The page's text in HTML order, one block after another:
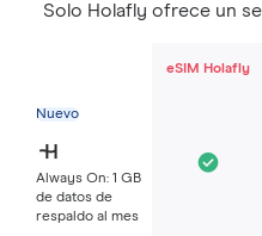
Solo Holafly ofrece un
eSIM Holafly
Nuevo
Always On: 1 GB
de datos de
respaldo al mes